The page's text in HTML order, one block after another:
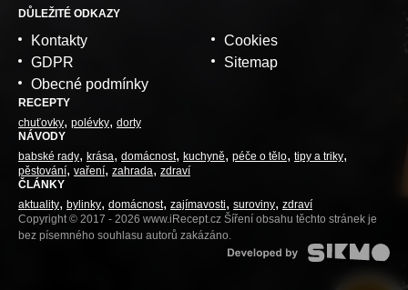
DŮLEŽITÉ ODKAZY
Kontakty
GDPR
Obecné podmínky
Cookies
Sitemap
RECEPTY
chuťovky polévky dorty
NÁVODY
babské rady
krása domácnost kuchyně péče o tělo tipy a triky
pěstování vaření zahrada zdraví
ČLÁNKY
aktuality
bylinky domácnost zajímavosti suroviny zdraví
Copyright © 2017 - 2026 www.iRecept.cz Šíření obsahu těchto stránek je
bez písemného souhlasu autorů zakázáno.